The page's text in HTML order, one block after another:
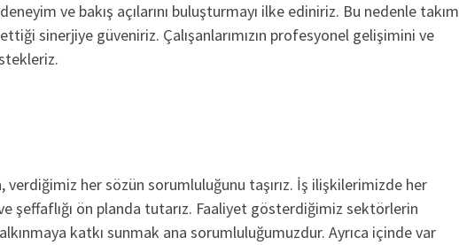
ve bakış açılarını buluşturmayı ilke ediniriz. Bu nedenle takım
sinerjiye güveniriz. Çalışanlarımızın profesyonel gelişimini ve
verdiğimiz her sözün sorumluluğunu taşırız. İş ilişkilerimizde her
şeffaflığı ön planda tutarız. Faaliyet gösterdiğimiz sektörlerin
katkı sunmak ana sorumluluğumuzdur. Ayrıca içinde var